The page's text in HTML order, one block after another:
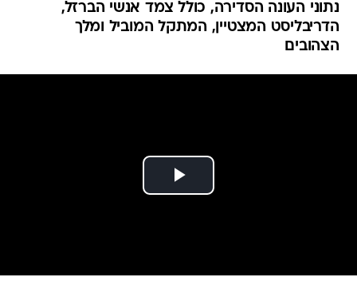
נתוני העונה הסדירה, כולל צמד אנשי הברזל,
הדריבליסט המצטיין, המתקל המוביל ומלך
הצהובים